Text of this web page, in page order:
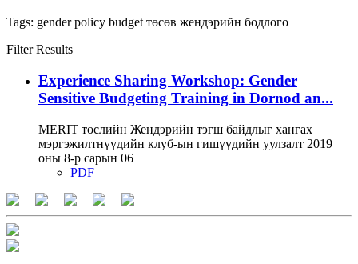
Tags: gender policy budget төсөв жендэрийн бодлого
Filter Results
Experience Sharing Workshop: Gender
Sensitive Budgeting Training in Dornod an...
MERIT төслийн Жендэрийн тэгш байдлыг хангах
мэргэжилтнүүдийн клуб-ын гишүүдийн уулзалт 2019
оны 8-р сарын 06
PDF